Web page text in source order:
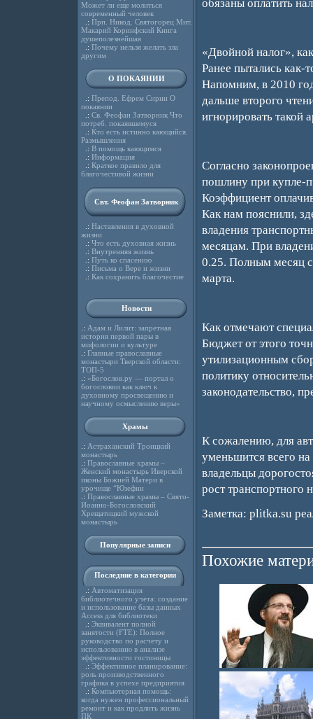
Может ли еще молиться
современный человек
.: Прп. Никод. Святогорец Мит.
Макарий Коринфский Книга
душеполезнейшая
.: Почему нельзя желать зла
другим
О ПОКАЯНИИ
.: Препод. Ефрем Сирин О
покаянии
.: Св. Феофан Затворник Что
потреб. покаявшемуся
.: Кто есть истинно кающийся.
Размышления
.: В помощь кающимся
.: Информация
.: Краткое правило для
благочестивой жизни
Свт. Феофан Затворник
.: Наставления в духовной
жизни
.: Что есть духовная жизнь
.: Внутренняя жизнь
.: Путь ко спасению
.: Письма о Вере и жизни
.: Как сохранить благочестие
Новости
.: Адам и Лилит: запретная
история первой пары в
мифологии и культуре
.: Главные православные
монастыри Тверской области:
ТОП-5
.: «Богослов.ру — портал о
богословии как ключ к
духовному просвещению и
научному осмыслению веры»
Храмы
.: Астраханский Троицкий
монастырь
.: Православные храмы –
Женский монастырь Иверской
иконы Божией Матери в
урочище “Юзефин
.: Православные храмы – Свято-
Иоанно-Богословский
Хрещатицкий мужской
монастырь
Популярные записи
Последние в категории
.: Автоматизация
библиотечного учета: создание
и использование базы данных
Access для библиотеки
.: Эквивалент полной
занятости (FTE): Полное
руководство по расчету и
использованию в анализе
эффективности гостиницы
.: Эффективное планирование:
роль производственного
графика в успехе предприятия
.: Компьютерная помощь:
когда нужен профессиональный
ремонт и как продлить жизнь
ПК
обязаны оплатить
«Двойной налог»,
Ранее пытались как-
Напомним, в 2010
дальше второго
игнорировать такой
Согласно
пошлину при купле-
Коэффициент
Как нам пояснили,
владения
месяцам. При
0.25. Полным месяц
марта.
Как отмечают
Бюджет от этого
утилизационным
политику
законодательство,
К сожалению, для
уменьшится всего
владельцы
рост транспортного
Заметка: plitka.su
Похожие